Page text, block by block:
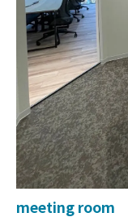
meeting room